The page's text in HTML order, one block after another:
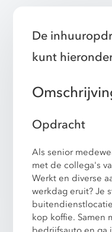
De
kunt
Opdracht
Als senior
met de collega's
Werkt en diverse
werkdag eruit? Je
kop koffie. Samen